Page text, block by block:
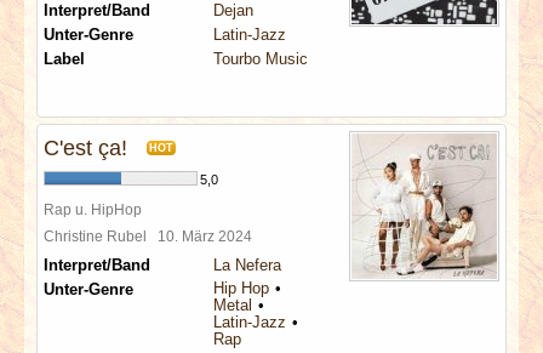
LINKS
Interpret/Band
Dejan
Unter-Genre
Latin-Jazz
Label
Tourbo Music
C'est ça! HOT
5,0
Rap u. HipHop
Christine Rubel 10. März 2024
Interpret/Band
La Nefera
Unter-Genre
Hip Hop
Metal
Latin-Jazz
Rap